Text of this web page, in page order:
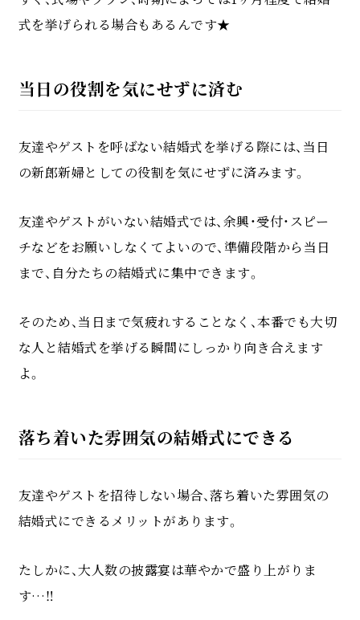
式を挙げられる場合もあるんです★
当日の役割を気にせずに済む
友達やゲストを呼ばない結婚式を挙げる際には、当日
の新郎新婦としての役割を気にせずに済みます。
友達やゲストがいない結婚式では、余興・受付・スピー
チなどをお願いしなくてよいので、準備段階から当日
まで、自分たちの結婚式に集中できます。
そのため、当日まで気疲れすることなく、本番でも大切
な人と結婚式を挙げる瞬間にしっかり向き合えます
よ。
落ち着いた雰囲気の結婚式にできる
友達やゲストを招待しない場合、落ち着いた雰囲気の
結婚式にできるメリットがあります。
たしかに、大人数の披露宴は華やかで盛り上がりま
す…‼